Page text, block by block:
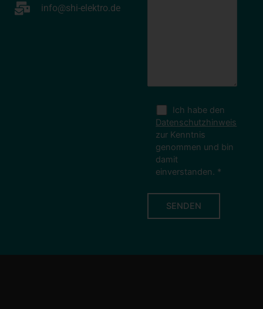
info@shi-elektro.de
Ich habe den
Datenschutzhinweis
zur Kenntnis
genommen und bin
damit
einverstanden. *